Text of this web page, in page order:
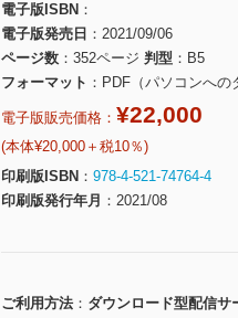
電子版ISBN
電子版発売日
2021/09/06
ページ数
352ページ 判型
B5
フォーマット
PDF（パソコンへの
電子版販売価格： ¥22,000
(本体¥20,000＋税10％)
印刷版ISBN
978-4-521-74764-4
印刷版発行年月
2021/08
ご利用方法
ダウンロード型配信サ